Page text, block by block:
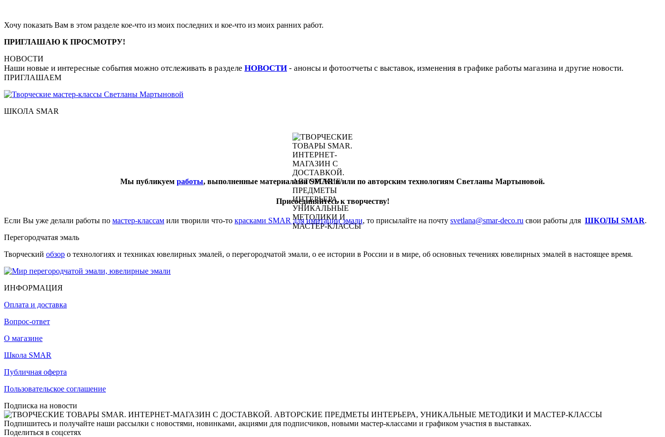
Хочу показать Вам в этом разделе кое-что из моих последних и кое-что из моих ранних работ.
ПРИГЛАШАЮ К ПРОСМОТРУ!
НОВОСТИ
Наши новые и интересные события можно отслеживать в разделе НОВОСТИ - анонсы и фотоотчеты с выставок, изменения в графике работы магазина и другие новости.
ПРИГЛАШАЕМ
ШКОЛА SMAR
Мы публикуем работы, выполненные материалами SMAR и/или по авторским технологиям Светланы Мартыновой.
Присоединяйтесь к творчеству!
Если Вы уже делали работы по мастер-классам или творили что-то красками SMAR для имитации эмали, то присылайте на почту svetlana@smar-deco.ru свои работы для ШКОЛЫ SMAR.
Перегородчатая эмаль
Творческий обзор о технологиях и техниках ювелирных эмалей, о перегородчатой эмали, о ее истории в России и в мире, об основных течениях ювелирных эмалей в настоящее время.
ИНФОРМАЦИЯ
Оплата и доставка
Вопрос-ответ
О магазине
Школа SMAR
Публичная оферта
Пользовательское соглашение
Подписка на новости
Подпишитесь и получайте наши рассылки с новостями, новинками, акциями для подписчиков, новыми мастер-классами и графиком участия в выставках.
Поделиться в соцсетях